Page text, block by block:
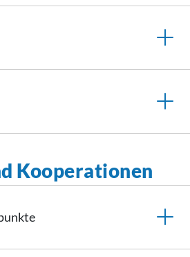
Kooperationen